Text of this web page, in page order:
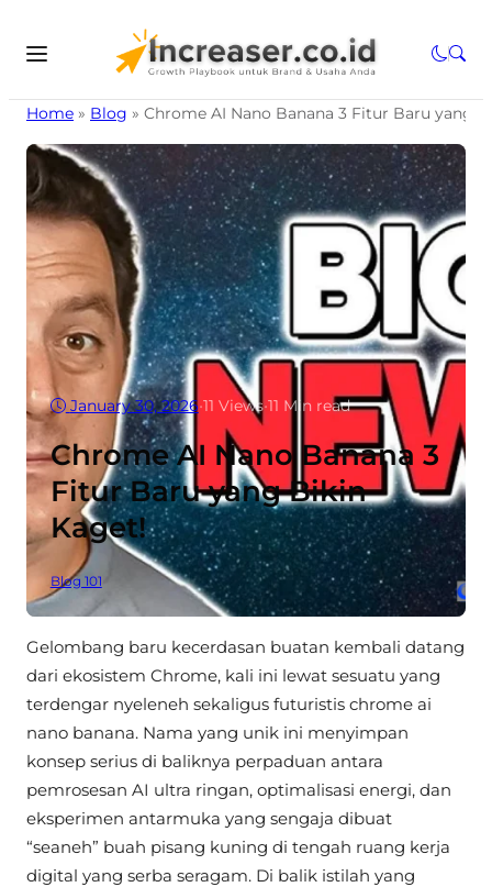
Home » Blog » Chrome AI Nano Banana 3 Fitur Baru yang
January 30, 2026•11 Views•11 Min read
Chrome AI Nano Banana 3
Fitur Baru yang Bikin
Kaget!
Blog 101
Gelombang baru kecerdasan buatan kembali datang
dari ekosistem Chrome, kali ini lewat sesuatu yang
terdengar nyeleneh sekaligus futuristis chrome ai
nano banana. Nama yang unik ini menyimpan
konsep serius di baliknya perpaduan antara
pemrosesan AI ultra ringan, optimalisasi energi, dan
eksperimen antarmuka yang sengaja dibuat
“seaneh” buah pisang kuning di tengah ruang kerja
digital yang serba seragam. Di balik istilah yang